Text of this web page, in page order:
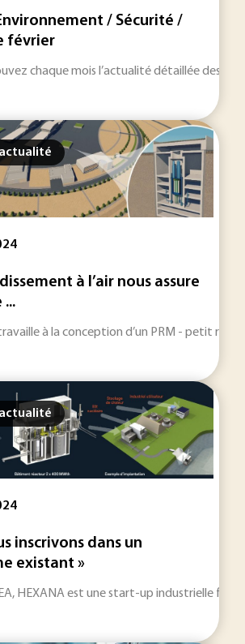
/ Sécurité /
février
chaque mois l’actualité détaillée des
à l’air nous assure
à la conception d’un PRM - petit
inscrivons dans un
existant »
HEXANA est une start-up industrielle